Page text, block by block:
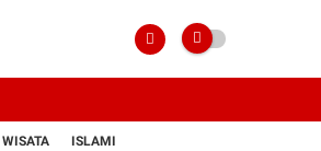
WISATA ISLAMI